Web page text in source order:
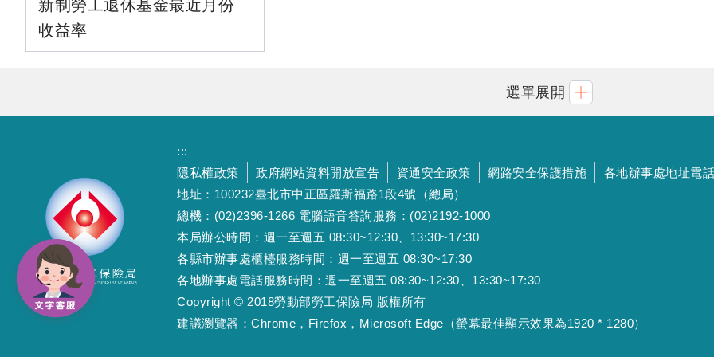
新制勞工退休基金最近月份
收益率
選單展開
:::
隱私權政策
政府網站資料開放宣告 資通安全政策 網路安全保護措施
各地辦事處地址電話
地址：100232臺北市中正區羅斯福路1段4號（總局）
總機：(02)2396-1266 電腦語音答詢服務：(02)2192-1000
本局辦公時間：週一至週五 08:30~12:30、13:30~17:30
各縣市辦事處櫃檯服務時間：週一至週五 08:30~17:30
各地辦事處電話服務時間：週一至週五 08:30~12:30、13:30~17:30
Copyright © 2018勞動部勞工保險局 版權所有
建議瀏覽器：Chrome，Firefox，Microsoft Edge（螢幕最佳顯示效果為1920 * 1280）